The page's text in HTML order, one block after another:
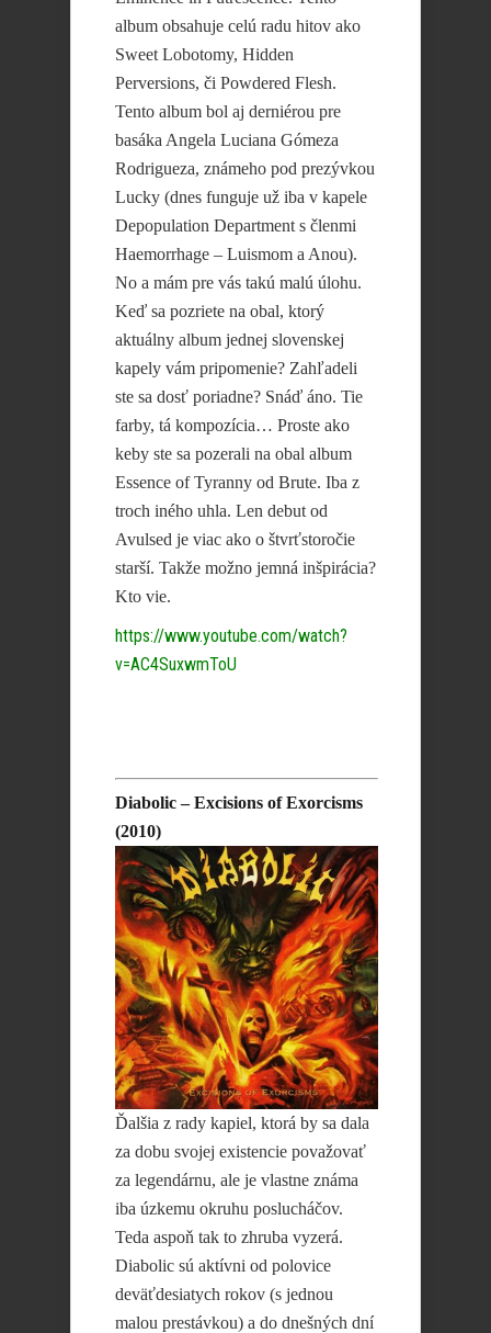
album obsahuje celú radu hitov ako
Sweet Lobotomy, Hidden
Perversions, či Powdered Flesh.
Tento album bol aj derniérou pre
basáka Angela Luciana Gómeza
Rodrigueza, známeho pod prezývkou
Lucky (dnes funguje už iba v kapele
Depopulation Department s členmi
Haemorrhage – Luismom a Anou).
No a mám pre vás takú malú úlohu.
Keď sa pozriete na obal, ktorý
aktuálny album jednej slovenskej
kapely vám pripomenie? Zahľadeli
ste sa dosť poriadne? Snáď áno. Tie
farby, tá kompozícia… Proste ako
keby ste sa pozerali na obal album
Essence of Tyranny od Brute. Iba z
troch iného uhla. Len debut od
Avulsed je viac ako o štvrťstoročie
starší. Takže možno jemná inšpirácia?
Kto vie.
https://www.youtube.com/watch?
v=AC4SuxwmToU
Diabolic – Excisions of Exorcisms
(2010)
Ďalšia z rady kapiel, ktorá by sa dala
za dobu svojej existencie považovať
za legendárnu, ale je vlastne známa
iba úzkemu okruhu poslucháčov.
Teda aspoň tak to zhruba vyzerá.
Diabolic sú aktívni od polovice
deväťdesiatych rokov (s jednou
malou prestávkou) a do dnešných dní